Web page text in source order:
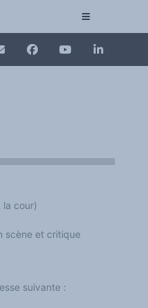
du plurilinguisme
cour)
scène et critique
suivante :